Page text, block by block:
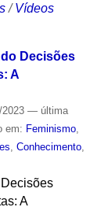
/Vídeos
Decisões
A
— última
em: Feminismo,
, Conhecimento,
A